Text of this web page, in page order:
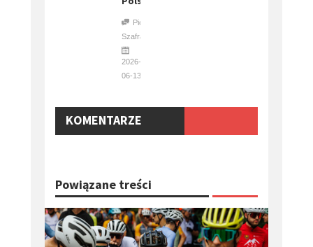
Piotr
Szafraniec
2026-
06-13
KOMENTARZE
Powiązane treści